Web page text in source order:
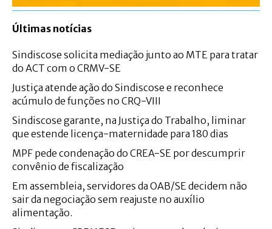
Últimas notícias
Sindiscose solicita mediação junto ao MTE para tratar
do ACT com o CRMV-SE
Justiça atende ação do Sindiscose e reconhece
acúmulo de funções no CRQ-VIII
Sindiscose garante, na Justiça do Trabalho, liminar
que estende licença-maternidade para 180 dias
MPF pede condenação do CREA-SE por descumprir
convênio de fiscalização
Em assembleia, servidores da OAB/SE decidem não
sair da negociação sem reajuste no auxílio
alimentação.